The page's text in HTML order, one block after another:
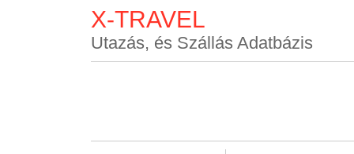
X-TRAVEL
Utazás, és Szállás Adatbázis